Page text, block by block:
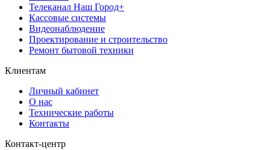
Телеканал Наш Город+
Кассовые системы
Видеонаблюдение
Проектирование и строительство
Ремонт бытовой техники
Клиентам
Личный кабинет
О нас
Технические работы
Контакты
Контакт-центр